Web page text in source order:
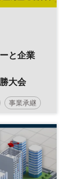
と企業
大会
事業承継